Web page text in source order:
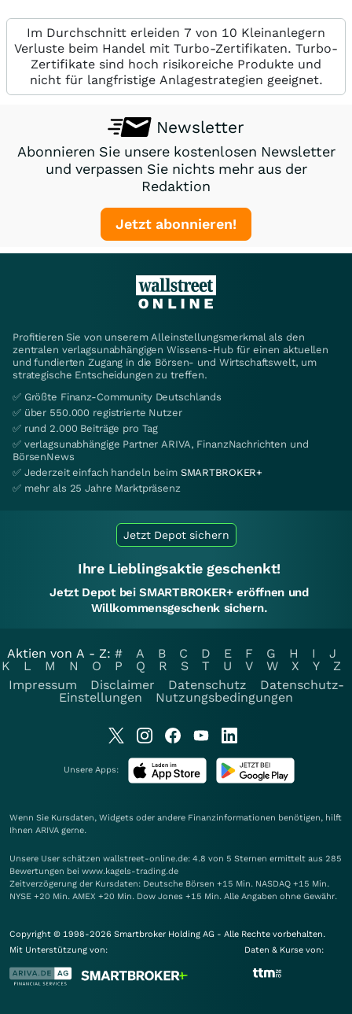
Im Durchschnitt erleiden 7 von 10 Kleinanlegern
Verluste beim Handel mit Turbo-Zertifikaten. Turbo-
Zertifikate sind hoch risikoreiche Produkte und
nicht für langfristige Anlagestrategien geeignet.
Newsletter
Abonnieren Sie unsere kostenlosen Newsletter
und verpassen Sie nichts mehr aus der
Redaktion
Jetzt abonnieren!
Profitieren Sie von unserem Alleinstellungsmerkmal als den
zentralen verlagsunabhängigen Wissens-Hub für einen aktuellen
und fundierten Zugang in die Börsen- und Wirtschaftswelt, um
strategische Entscheidungen zu treffen.
✅ Größte Finanz-Community Deutschlands
✅ über 550.000 registrierte Nutzer
✅ rund 2.000 Beiträge pro Tag
✅ verlagsunabhängige Partner ARIVA, FinanzNachrichten und
BörsenNews
✅ Jederzeit einfach handeln beim SMARTBROKER+
✅ mehr als 25 Jahre Marktpräsenz
Jetzt Depot sichern
Ihre Lieblingsaktie geschenkt!
Jetzt Depot bei SMARTBROKER+ eröffnen und
Willkommensgeschenk sichern.
Aktien von A - Z: # A B C D E F G H I
J
K
L M N O P Q R S T U V W X Y
Z
Impressum
Disclaimer Datenschutz
Datenschutz-
Einstellungen
Nutzungsbedingungen
Unsere Apps:
Wenn Sie Kursdaten, Widgets oder andere Finanzinformationen benötigen, hilft
Ihnen ARIVA gerne.
Unsere User schätzen wallstreet-online.de: 4.8 von 5 Sternen ermittelt aus 285
Bewertungen bei www.kagels-trading.de
Zeitverzögerung der Kursdaten: Deutsche Börsen +15 Min. NASDAQ +15 Min.
NYSE +20 Min. AMEX +20 Min. Dow Jones +15 Min. Alle Angaben ohne Gewähr.
Copyright © 1998-2026 Smartbroker Holding AG - Alle Rechte vorbehalten.
Mit Unterstützung von:
Daten & Kurse von: